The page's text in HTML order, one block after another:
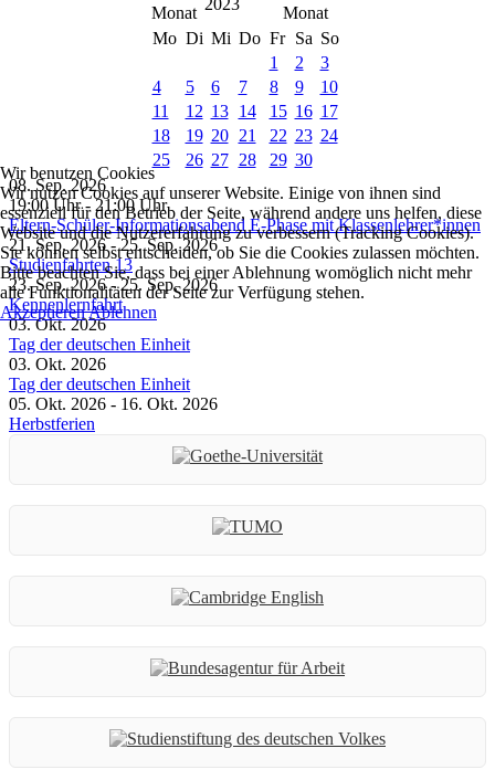
Mo Di Mi Do Fr Sa So
1
2
3
4
5 6 7 8 9
10
11
12 13 14 15 16 17
18
19 20 21 22 23 24
25
26 27 28 29 30
08. Sep. 2026
19:00 Uhr-21:00 Uhr
Eltern-Schüler-Informationsabend E-Phase mit Klassenlehrer*innen
21. Sep. 2026 -25. Sep. 2026
Studienfahrten 13
23. Sep. 2026 -25. Sep. 2026
Kennenlernfahrt
03. Okt. 2026
Tag der deutschen Einheit
03. Okt. 2026
Tag der deutschen Einheit
05. Okt. 2026 - 16. Okt. 2026
Herbstferien
Wir benutzen Cookies
Wir nutzen Cookies auf unserer Website. Einige von ihnen sind
essenziell für den Betrieb der Seite, während andere uns helfen, diese
Website und die Nutzererfahrung zu verbessern (Tracking Cookies).
Sie können selbst entscheiden, ob Sie die Cookies zulassen möchten.
Bitte beachten Sie, dass bei einer Ablehnung womöglich nicht mehr
alle Funktionalitäten der Seite zur Verfügung stehen.
AkzeptierenAblehnen